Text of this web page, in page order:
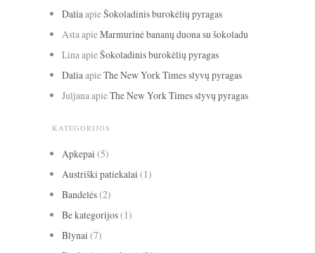
Dalia apieŠokoladinis burokėlių pyragas
Asta apieMarmurinė bananų duona su šokoladu
Lina apieŠokoladinis burokėlių pyragas
Dalia apieThe New York Times slyvų pyragas
Juljana apieThe New York Times slyvų pyragas
KATEGORIJOS
Apkepai (5)
Austriški patiekalai (1)
Bandelės(2)
Be kategorijos(1)
Blynai (7)